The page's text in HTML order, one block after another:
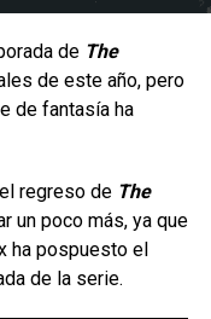
una combo fallido
antes de
en manos
constante
para alternar
nueva de
originales que
perdida, los
el improbable
una nueva y
de The
de este año, pero
de fantasía ha
regreso de The
un poco más, ya que
ha pospuesto el
de la serie.